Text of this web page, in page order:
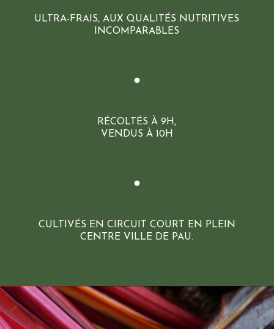
ULTRA-FRAIS, AUX QUALITÉS NUTRITIVES
INCOMPARABLES
RÉCOLTÉS À 9H,
VENDUS À 10H
CULTIVÉS EN CIRCUIT COURT EN PLEIN
CENTRE VILLE DE PAU.